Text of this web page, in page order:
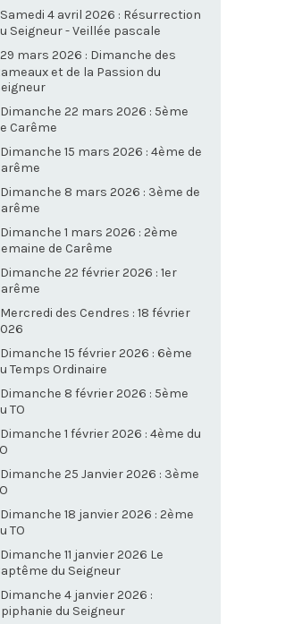
Samedi 4 avril 2026 : Résurrection
Seigneur - Veillée pascale
29 mars 2026 : Dimanche des
et de la Passion du
Dimanche 22 mars 2026 : 5ème
Carême
Dimanche 15 mars 2026 : 4ème de
Dimanche 8 mars 2026 : 3ème de
Dimanche 1 mars 2026 : 2ème
de Carême
Dimanche 22 février 2026 : 1er
Mercredi des Cendres : 18 février
Dimanche 15 février 2026 : 6ème
Temps Ordinaire
Dimanche 8 février 2026 : 5ème
TO
Dimanche 1 février 2026 : 4ème du
Dimanche 25 Janvier 2026 : 3ème
Dimanche 18 janvier 2026 : 2ème
TO
Dimanche 11 janvier 2026 Le
du Seigneur
Dimanche 4 janvier 2026 :
du Seigneur